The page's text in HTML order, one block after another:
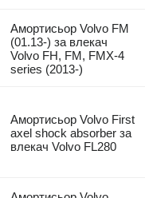
Амортисьор Volvo FM
(01.13-) за влекач
Volvo FH, FM, FMX-4
series (2013-)
Амортисьор Volvo First
axel shock absorber за
влекач Volvo FL280